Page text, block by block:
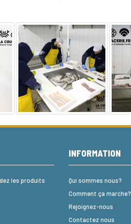
les produits
INFORMATION
Qui sommes nous?
Comment ça marche?
Rejoignez-nous
Contactez nous